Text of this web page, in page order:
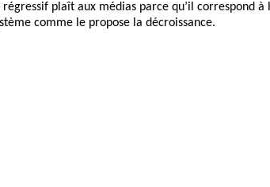
plaît aux médias parce qu’il correspond
comme le propose la décroissance.